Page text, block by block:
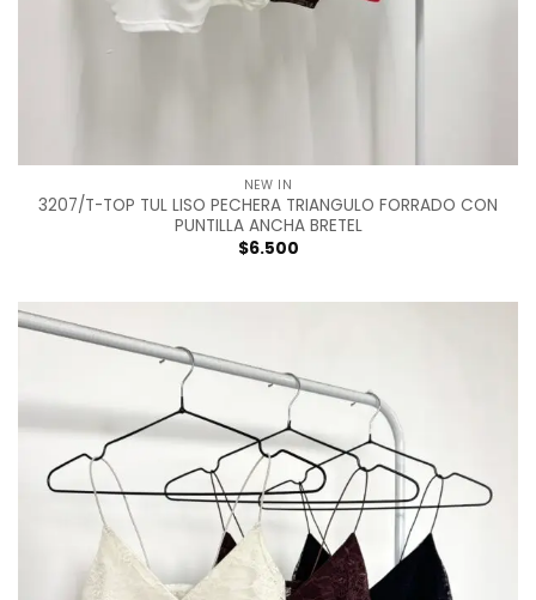
NEW IN
3207/T-TOP TUL LISO PECHERA TRIANGULO FORRADO CON
PUNTILLA ANCHA BRETEL
$6.500